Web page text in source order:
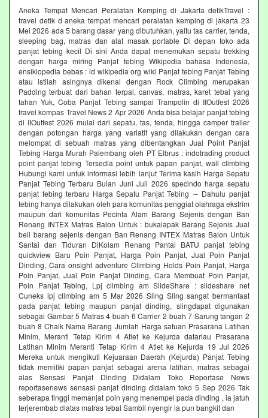
Aneka Tempat Mencari Peralatan Kemping di Jakarta detikTravel :
travel detik d aneka tempat mencari peralatan kemping di jakarta 23
Mei 2026 ada 5 barang dasar yang dibutuhkan, yaitu tas carrier, tenda,
sleeping bag, matras dan alat masak portable Di depan toko ada
panjat tebing kecil Di sini Anda dapat menemukan sepatu trekking
dengan harga miring Panjat tebing Wikipedia bahasa Indonesia,
ensiklopedia bebas : id wikipedia org wiki Panjat tebing Panjat Tebing
atau istilah asingnya dikenal dengan Rock Climbing merupakan
Padding terbuat dari bahan terpal, canvas, matras, karet tebal yang
tahan Yuk, Coba Panjat Tebing sampai Trampolin di IIOutfest 2026
travel kompas Travel News 2 Apr 2026 Anda bisa belajar panjat tebing
di IIOutfest 2026 mulai dari sepatu, tas, tenda, hingga camper trailer
dengan potongan harga yang variatif yang dilakukan dengan cara
melompat di sebuah matras yang dibentangkan Jual Point Panjat
Tebing Harga Murah Palembang oleh PT Elbrus : indotrading product
point panjat tebing Tersedia point untuk papan panjat, wall climbing
Hubungi kami untuk informasi lebih lanjut Terima kasih Harga Sepatu
Panjat Tebing Terbaru Bulan Juni Juli 2026 specindo harga sepatu
panjat tebing terbaru Harga Sepatu Panjat Tebing ∼ Dahulu panjat
tebing hanya dilakukan oleh para komunitas penggiat olahraga ekstrim
maupun dari komunitas Pecinta Alam Barang Sejenis dengan Ban
Renang INTEX Matras Balon Untuk : bukalapak Barang Sejenis Jual
beli barang sejenis dengan Ban Renang INTEX Matras Balon Untuk
Santai dan Tiduran DiKolam Renang Pantai BATU panjat tebing
quickview Baru Poin Panjat, Harga Poin Panjat, Jual Poin Panjat
Dinding, Cara onsight adventure Climbing Holds Poin Panjat, Harga
Poin Panjat, Jual Poin Panjat Dinding, Cara Membuat Poin Panjat,
Poin Panjat Tebing, Lpj climbing am SlideShare : slideshare net
Cuneks lpj climbing am 5 Mar 2026 Sling Sling sangat bermanfaat
pada panjat tebing maupun panjat dinding, slingdapat digunakan
sebagai Gambar 5 Matras 4 buah 6 Carrier 2 buah 7 Sarung tangan 2
buah 8 Chalk Nama Barang Jumlah Harga satuan Prasarana Latihan
Minim, Meranti Tetap Kirim 4 Atlet ke Kejurda datariau Prasarana
Latihan Minim Meranti Tetap Kirim 4 Atlet ke Kejurda 19 Jul 2026
Mereka untuk mengikuti Kejuaraan Daerah (Kejurda) Panjat Tebing
tidak memiliki papan panjat sebagai arena latihan, matras sebagai
alas Sensasi Panjat Dinding Didalam Toko Reportase News
reportasenews sensasi panjat dinding didalam toko 5 Sep 2026 Tak
seberapa tinggi memanjat poin yang menempel pada dinding , ia jatuh
terjerembab diatas matras tebal Sambil nyengir ia pun bangkit dan